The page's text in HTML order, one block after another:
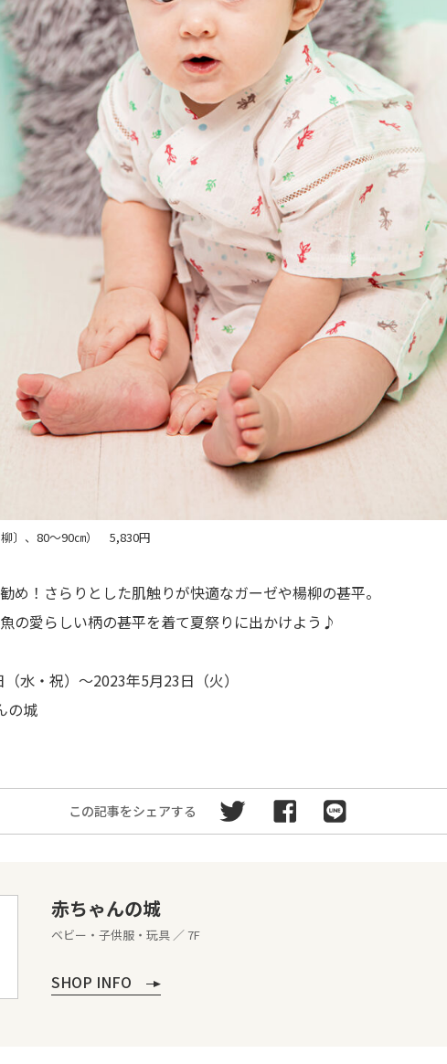
〕、80～90㎝） 5,830円
め！さらりとした肌触りが快適なガーゼや楊柳の甚平。
の愛らしい柄の甚平を着て夏祭りに出かけよう♪
水・祝）～2023年5月23日（火）
の城
この記事をシェアする
赤ちゃんの城
ベビー・子供服・玩具 ／ 7F
SHOP INFO